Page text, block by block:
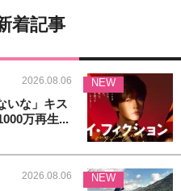
着記事
2026.08.06
いな」キス
万再生...
NEW
2026.08.06 NEW